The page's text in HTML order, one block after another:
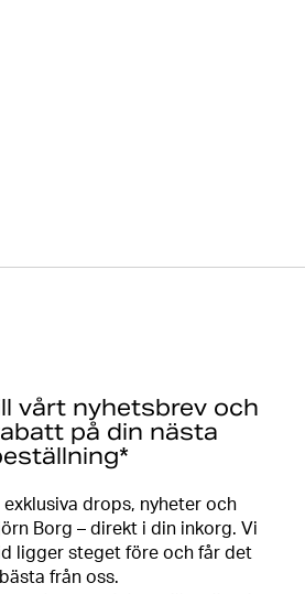
vårt nyhetsbrev och
på din nästa
exklusiva drops, nyheter och
Borg – direkt i din inkorg. Vi
ligger steget före och får det
bästa från oss.